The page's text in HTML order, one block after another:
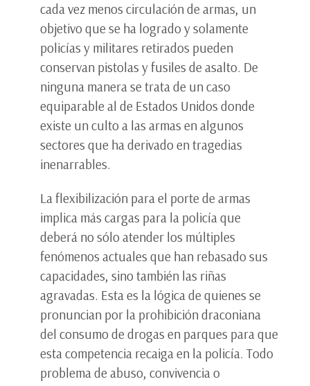
cada vez menos circulación de armas, un
objetivo que se ha logrado y solamente
policías y militares retirados pueden
conservan pistolas y fusiles de asalto. De
ninguna manera se trata de un caso
equiparable al de Estados Unidos donde
existe un culto a las armas en algunos
sectores que ha derivado en tragedias
inenarrables.
La flexibilización para el porte de armas
implica más cargas para la policía que
deberá no sólo atender los múltiples
fenómenos actuales que han rebasado sus
capacidades, sino también las riñas
agravadas. Esta es la lógica de quienes se
pronuncian por la prohibición draconiana
del consumo de drogas en parques para que
esta competencia recaiga en la policía. Todo
problema de abuso, convivencia o